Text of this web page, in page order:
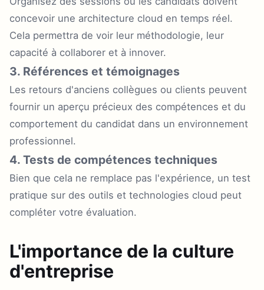
concevoir une architecture cloud en temps réel.
Cela permettra de voir leur méthodologie, leur
capacité à collaborer et à innover.
3. Références et témoignages
Les retours d'anciens collègues ou clients peuvent
fournir un aperçu précieux des compétences et du
comportement du candidat dans un environnement
professionnel.
4. Tests de compétences techniques
Bien que cela ne remplace pas l'expérience, un test
pratique sur des outils et technologies cloud peut
compléter votre évaluation.
L'importance de la culture
d'entreprise